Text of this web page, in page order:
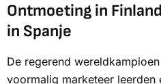
Ontmoeting in
in Spanje
De regerend
voormalig marketeer leerden